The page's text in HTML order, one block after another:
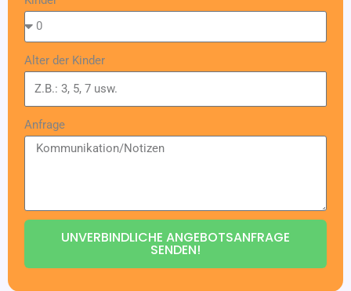
Alter der Kinder
Anfrage
UNVERBINDLICHE ANGEBOTSANFRAGE
SENDEN!